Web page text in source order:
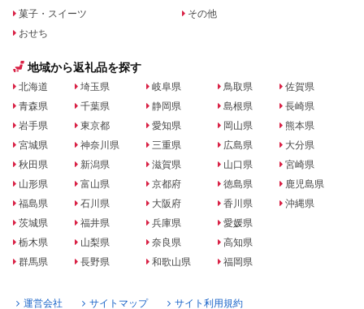
菓子・スイーツ
おせち
その他
地域から返礼品を探す
北海道
青森県
岩手県
宮城県
秋田県
山形県
福島県
茨城県
栃木県
群馬県
埼玉県
千葉県
東京都
神奈川県
新潟県
富山県
石川県
福井県
山梨県
長野県
岐阜県
静岡県
愛知県
三重県
滋賀県
京都府
大阪府
兵庫県
奈良県
和歌山県
鳥取県
島根県
岡山県
広島県
山口県
徳島県
香川県
愛媛県
高知県
福岡県
佐賀県
長崎県
熊本県
大分県
宮崎県
鹿児島県
沖縄県
運営会社 サイトマップ サイト利用規約